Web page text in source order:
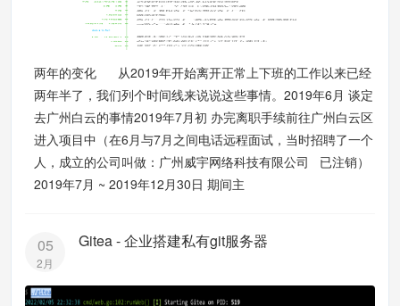
两年的变化 从2019年开始离开正常上下班的工作以来已经
两年半了，我们列个时间线来说说这些事情。2019年6月 谈定
去广州白云的事情2019年7月初 办完离职手续前往广州白云区
进入项目中（在6月与7月之间电话远程面试，当时招聘了一个
人，成立的公司叫做：广州威宇网络科技有限公司 已注销）
2019年7月 ~ 2019年12月30日 期间主
05
2月
Gitea - 企业搭建私有git服务器